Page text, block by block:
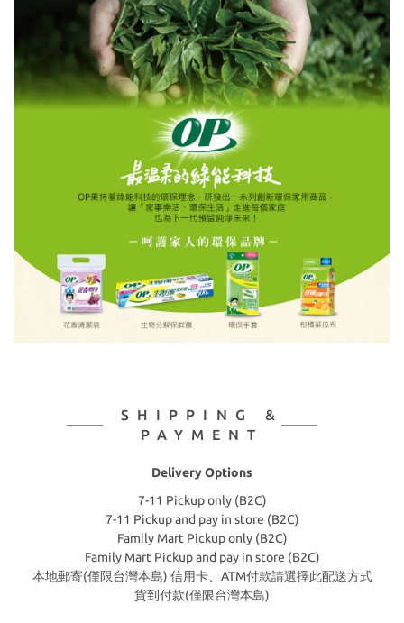
SHIPPING &
PAYMENT
Delivery Options
7-11 Pickup only (B2C)
7-11 Pickup and pay in store (B2C)
Family Mart Pickup only (B2C)
Family Mart Pickup and pay in store (B2C)
本地郵寄(僅限台灣本島) 信用卡、ATM付款請選擇此配送方式
貨到付款(僅限台灣本島)